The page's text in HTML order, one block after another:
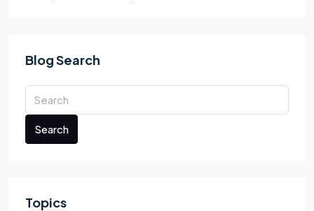
Blog Search
Search
Topics